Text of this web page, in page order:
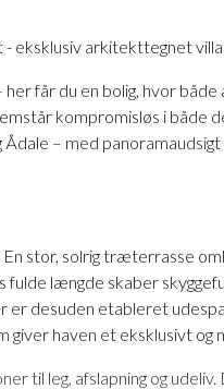
eksklusiv arkitekttegnet
får du en bolig, hvor
kompromisløs i både
– med
stor, solrig træterrasse
længde skaber
er desuden etableret
giver haven et eksklusivt
til leg, afslapning og